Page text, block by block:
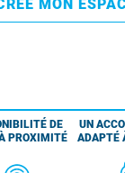
MON
DE
PROXIMITÉ
UN
ADAPTÉ